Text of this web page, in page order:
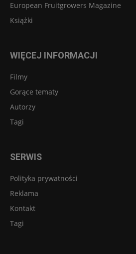
European Fruitgrowers Magazine
Książki
WIĘCEJ INFORMACJI
Filmy
Gorące tematy
Autorzy
Tagi
SERWIS
Polityka prywatności
Reklama
Kontakt
Tagi